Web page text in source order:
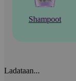
Shampoot
Ladataan...